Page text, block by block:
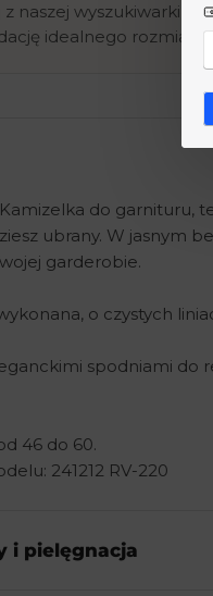
z naszej wyszukiwarki
idealnego rozmiaru
do garnituru,
ubrany. W jasnym
garderobie.
o czystych
spodniami do
46 do 60.
241212 RV-220
i pielęgnacja